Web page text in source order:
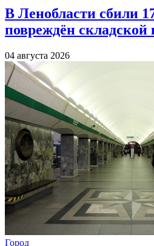
В Ленобласти сбили
повреждён складской
04 августа 2026
Город